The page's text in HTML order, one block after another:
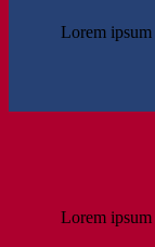
Lorem ipsum
Lorem ipsum